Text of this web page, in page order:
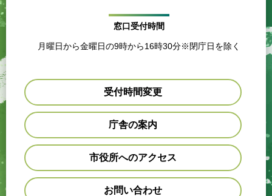
窓口受付時間
月曜日から金曜日の9時から16時30分※閉庁日を除く
受付時間変更
庁舎の案内
市役所へのアクセス
お問い合わせ